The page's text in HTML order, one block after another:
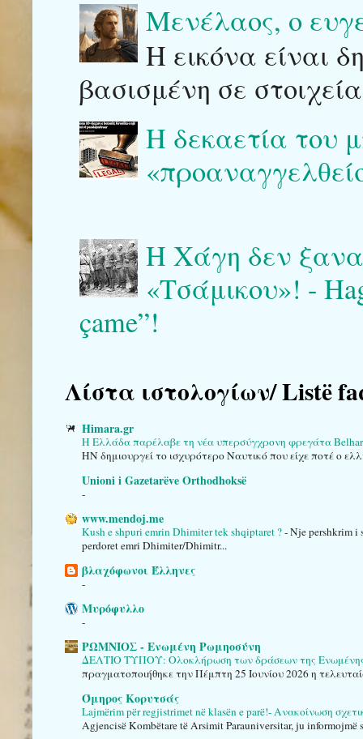
Μενέλαος, ο
Η εικόνα είναι
βασισμένη σε
Η δεκαετία του
Η Χάγη δεν
«Τσάμικου»! -
çame”!
Λίστα ιστολογίων/ Listë
Himara.gr
Η Ελλάδα παρέλαβε τη νέα υπερσύγχρονη φρεγάτα
HN δημιουργεί το ισχυρότερο Ναυτικό που είχε ποτέ ο
Unioni i Gazetarëve Orthodhoksë
-
www.mendoj.me
Kush e shpuri emrin Dhimiter tek shqiptaret ?-Nje pershkrim i
perdoret emri Dhimiter/Dhimitr...
βλαχόφωνοι Έλληνες
-
Μυρόφυλλο
-
ΡΩΜΝΙΟΣ - Ενωμένη Ρωμηοσύνη
ΔΕΛΤΙΟ ΤΥΠΟΥ: Ολοκλήρωση των δράσεων της Ενωμένης
πραγματοποιήθηκε την Πέμπτη 25 Ιουνίου 2026 η
Όμηρος Κορυτσάς
Lajmërim për regjistrimet në klasën e parë!- Ανακοίνωση
Agjencisë Kombëtare të Arsimit Parauniversitar, ju informojmë